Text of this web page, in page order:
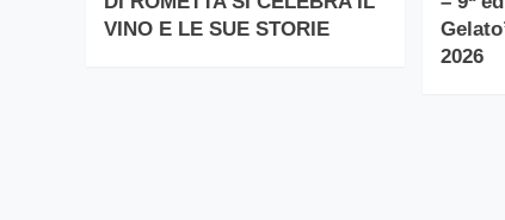
VINO E LE SUE STORIE
2026